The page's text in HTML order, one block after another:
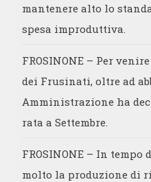
mantenere alto lo
spesa improduttiva.
FROSINONE – Per
dei Frusinati, oltre ad
Amministrazione ha
rata a Settembre.
FROSINONE – In tempo
molto la produzione di